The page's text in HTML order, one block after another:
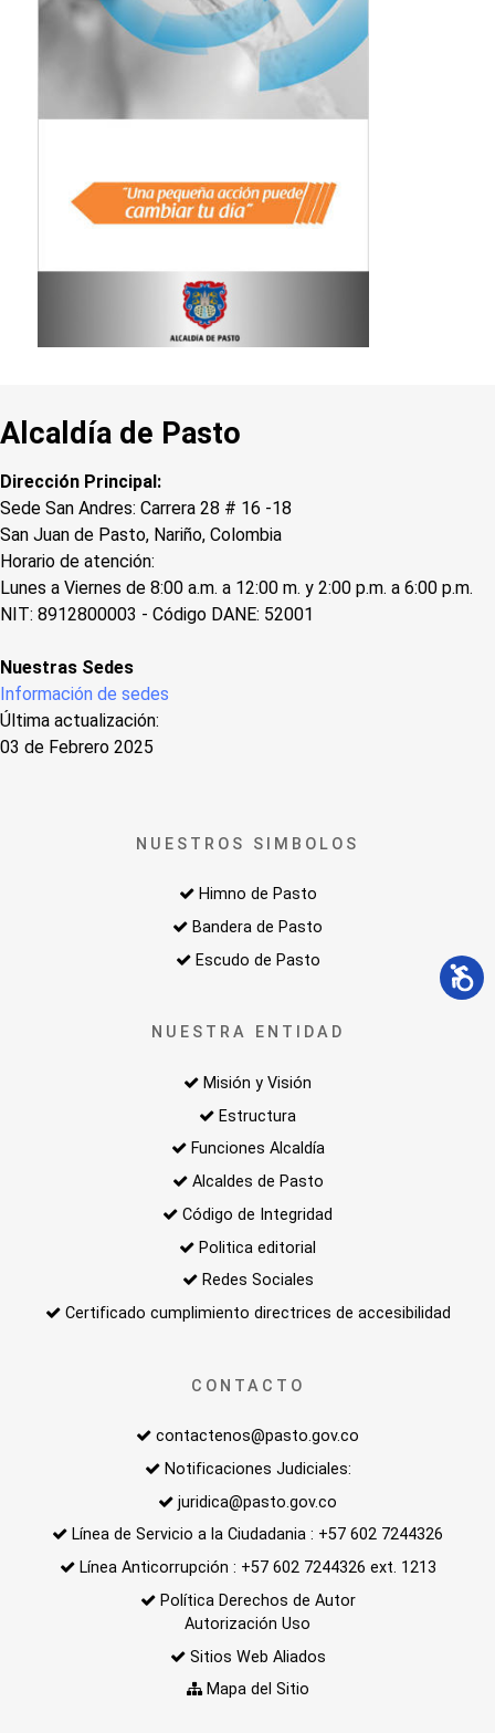
Alcaldía de Pasto
Dirección Principal:
Sede San Andres: Carrera 28 # 16 -18
San Juan de Pasto, Nariño, Colombia
Horario de atención:
Lunes a Viernes de 8:00 a.m. a 12:00 m. y 2:00 p.m. a 6:00 p.m.
NIT: 8912800003 - Código DANE: 52001
Nuestras Sedes
Información de sedes
Última actualización:
03 de Febrero 2025
NUESTROS SIMBOLOS
Himno de Pasto
Bandera de Pasto
Escudo de Pasto
NUESTRA ENTIDAD
Misión y Visión
Estructura
Funciones Alcaldía
Alcaldes de Pasto
Código de Integridad
Politica editorial
Redes Sociales
Certificado cumplimiento directrices de accesibilidad
CONTACTO
contactenos@pasto.gov.co
Notificaciones Judiciales:
juridica@pasto.gov.co
Línea de Servicio a la Ciudadania : +57 602 7244326
Línea Anticorrupción : +57 602 7244326 ext. 1213
Política Derechos de Autor
Autorización Uso
Sitios Web Aliados
Mapa del Sitio